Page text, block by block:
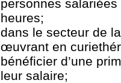
personnes
heures;
dans le secteur de
œuvrant en
bénéficier d’une
leur salaire;